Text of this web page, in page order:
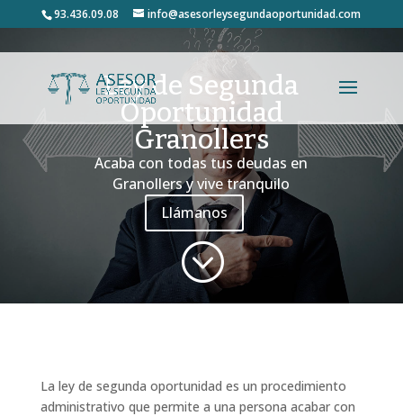
93.436.09.08 info@asesorleysegundaoportunidad.com
Ley de Segunda
Oportunidad
Granollers
Acaba con todas tus deudas en
Granollers y vive tranquilo
Llámanos
;
La ley de segunda oportunidad es un procedimiento
administrativo que permite a una persona acabar con